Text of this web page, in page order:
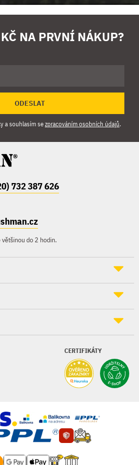
NA PRVNÍ NÁKUP?
ODESLAT
a souhlasím sezpracováním osobních údajů.
732 387 626
do 2 hodin.
CERTIFIKÁTY